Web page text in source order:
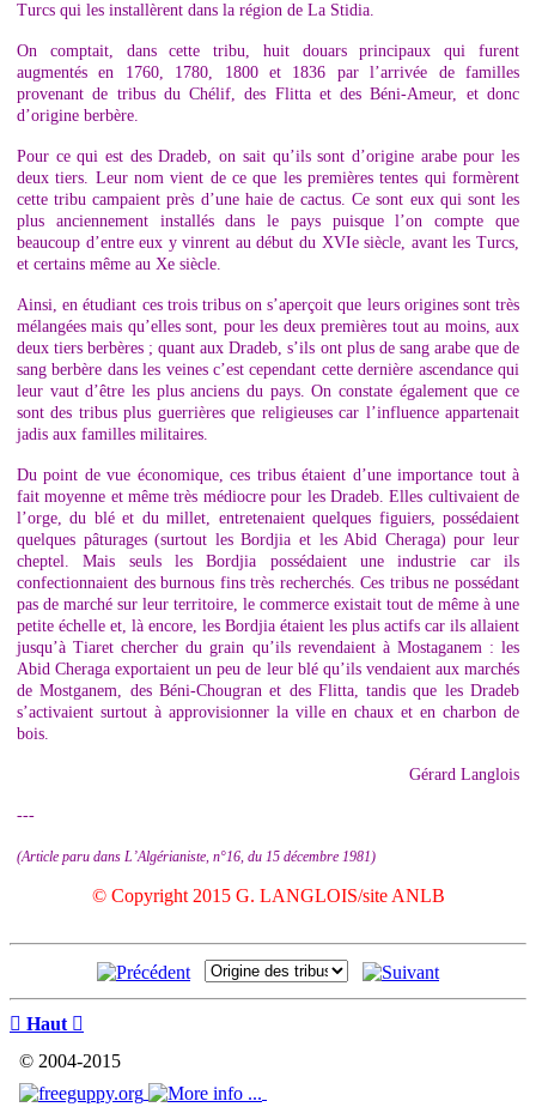
Turcs qui les installèrent dans la région de La Stidia.
On comptait, dans cette tribu, huit douars principaux qui furent
augmentés en 1760, 1780, 1800 et 1836 par l’arrivée de familles
provenant de tribus du Chélif, des Flitta et des Béni-Ameur, et donc
d’origine berbère.
Pour ce qui est des Dradeb, on sait qu’ils sont d’origine arabe pour les
deux tiers. Leur nom vient de ce que les premières tentes qui formèrent
cette tribu campaient près d’une haie de cactus. Ce sont eux qui sont les
plus anciennement installés dans le pays puisque l’on compte que
beaucoup d’entre eux y vinrent au début du XVIe siècle, avant les Turcs,
et certains même au Xe siècle.
Ainsi, en étudiant ces trois tribus on s’aperçoit que leurs origines sont très
mélangées mais qu’elles sont, pour les deux premières tout au moins, aux
deux tiers berbères ; quant aux Dradeb, s’ils ont plus de sang arabe que de
sang berbère dans les veines c’est cependant cette dernière ascendance qui
leur vaut d’être les plus anciens du pays. On constate également que ce
sont des tribus plus guerrières que religieuses car l’influence appartenait
jadis aux familles militaires.
Du point de vue économique, ces tribus étaient d’une importance tout à
fait moyenne et même très médiocre pour les Dradeb. Elles cultivaient de
l’orge, du blé et du millet, entretenaient quelques figuiers, possédaient
quelques pâturages (surtout les Bordjia et les Abid Cheraga) pour leur
cheptel. Mais seuls les Bordjia possédaient une industrie car ils
confectionnaient des burnous fins très recherchés. Ces tribus ne possédant
pas de marché sur leur territoire, le commerce existait tout de même à une
petite échelle et, là encore, les Bordjia étaient les plus actifs car ils allaient
jusqu’à Tiaret chercher du grain qu’ils revendaient à Mostaganem : les
Abid Cheraga exportaient un peu de leur blé qu’ils vendaient aux marchés
de Mostganem, des Béni-Chougran et des Flitta, tandis que les Dradeb
s’activaient surtout à approvisionner la ville en chaux et en charbon de
bois.
Gérard Langlois
---
(Article paru dans L’Algérianiste, n°16, du 15 décembre 1981)
© Copyright 2015 G. LANGLOIS/site ANLB
 Haut 
© 2004-2015